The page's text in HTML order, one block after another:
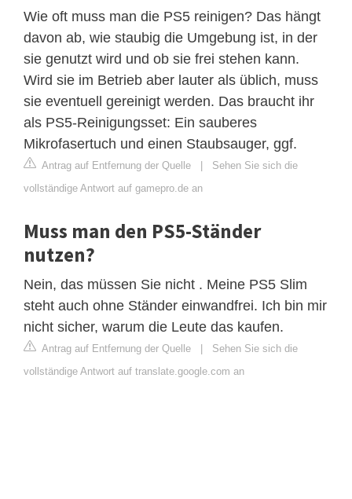
Wie oft muss man die PS5 reinigen? Das hängt
davon ab, wie staubig die Umgebung ist, in der
sie genutzt wird und ob sie frei stehen kann.
Wird sie im Betrieb aber lauter als üblich, muss
sie eventuell gereinigt werden. Das braucht ihr
als PS5-Reinigungsset: Ein sauberes
Mikrofasertuch und einen Staubsauger, ggf.
Antrag auf Entfernung der Quelle | Sehen Sie sich die
vollständige Antwort auf gamepro.de an
Muss man den PS5-Ständer
nutzen?
Nein, das müssen Sie nicht . Meine PS5 Slim
steht auch ohne Ständer einwandfrei. Ich bin mir
nicht sicher, warum die Leute das kaufen.
Antrag auf Entfernung der Quelle | Sehen Sie sich die
vollständige Antwort auf translate.google.com an